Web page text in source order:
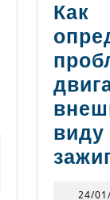
Как
виду
24/